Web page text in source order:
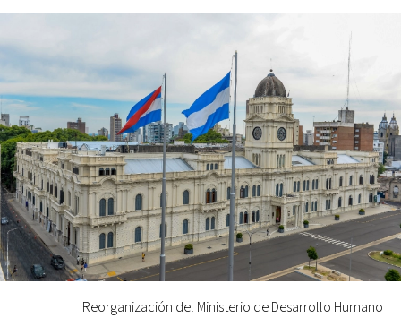
Reorganización del Ministerio de Desarrollo Humano